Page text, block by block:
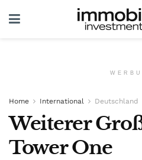
Home International Deutschland
Weiterer
Tower One